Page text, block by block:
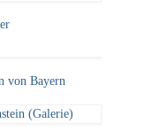
von Bayern